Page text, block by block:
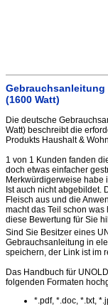
Gebrauchsanleitung
(1600 Watt)
Die deutsche
Watt) beschreibt die
Produkts Haushalt &
1 von 1 Kunden fanden
doch etwas einfacher
Merkwürdigerweise habe
Ist auch nicht abgebildet.
Fleisch aus und die
macht das Teil schon
diese Bewertung für Sie
Sind Sie Besitzer eines
Gebrauchsanleitung in
speichern, der Link ist im
Das Handbuch für
folgenden Formaten
*.pdf, *.doc, *.txt,